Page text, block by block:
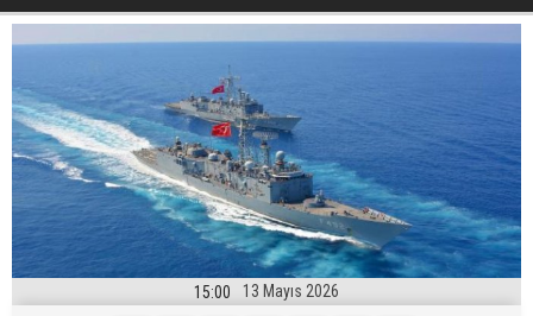
15:00 13 Mayıs 2026